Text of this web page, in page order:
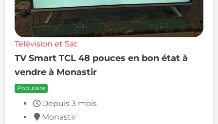
Télévision et Sat
TV Smart TCL 48 pouces en bon état à
vendre à Monastir
Populaire
Depuis 3 mois
Monastir